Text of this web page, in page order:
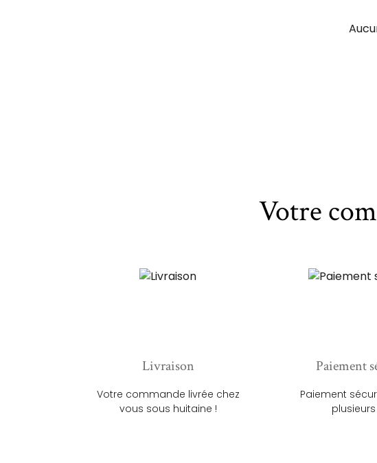
Votre
Livraison
Votre commande livrée chez
vous sous huitaine !
Paiement
Paiement